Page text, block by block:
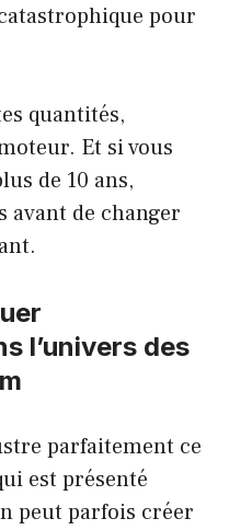
pour
quantités,
Et si vous
de 10 ans,
avant de changer
l’univers des
parfaitement ce
est présenté
peut parfois créer